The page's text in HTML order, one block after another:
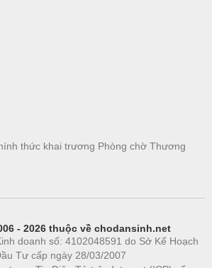
thức khai trương Phòng chờ Thương
- 2026 thuộc về chodansinh.net
doanh số: 4102048591 do Sở Kế Hoạch
Tư cấp ngày 28/03/2007